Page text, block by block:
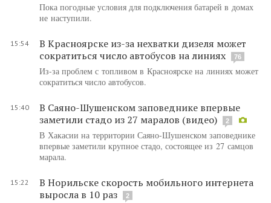
Пока погодные условия для подключения батарей в домах
не наступили.
15:54
В Красноярске из-за нехватки дизеля может
сократиться число автобусов на линиях
76
Из-за проблем с топливом в Красноярске на линиях может
сократиться число автобусов.
15:40
В Саяно-Шушенском заповеднике впервые
заметили стадо из 27 маралов (видео)
2
В Хакасии на территории Саяно-Шушенском заповеднике
впервые заметили крупное стадо, состоящее из 27 самцов
марала.
15:22
В Норильске скорость мобильного интернета
выросла в 10 раз
2